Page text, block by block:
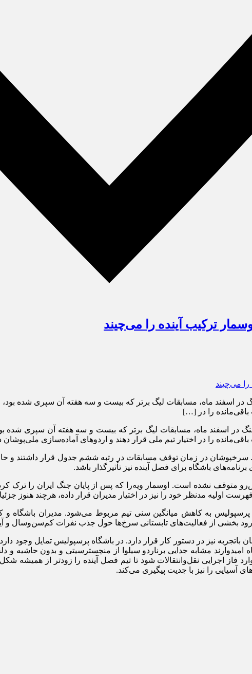
ترکیب آینده را می‌چیند
در اسفند ماه، مسابقات لیگ برتر که بیست و سه هفته آن سپری شده
را در […]
در اسفند ماه، مسابقات لیگ برتر که بیست و سه هفته آن سپری شده
را در اختیار تیم ملی قرار دهند و اردوهای آماده‌سازی ملی‌پوشان
سرخپوشان در زمان توقف مسابقات در رتبه ششم جدول قرار داشتند و
باشگاه برای فصل آینده نیز تأثیرگذار باشد.
متوقف نشده است. اوسمار ویه‌را که پس از پایان جنگ ایران را ترک
اولیه مدنظر خود را نیز در اختیار مدیران قرار داده، هرچند
پرسپولیس به کاهش میانگین سنی تیم مربوط می‌شود. مدیران باشگاه و
بخشی از فعالیت‌های تابستانی سرخ‌ها حول جذب نفرات کم‌سن‌وسال و
باتجربه نیز در دستور کار قرار دارد. در باشگاه پرسپولیس تمایل وجود
امیدوارند مشابه جدایی برناردو سیلوا از منچسترسیتی و بدون حاشیه
فاز اجرایی نقل‌وانتقالات شود تا تیم فصل آینده را زودتر از همیشه
آسیایی را نیز با جدیت پیگیری می‌کند.